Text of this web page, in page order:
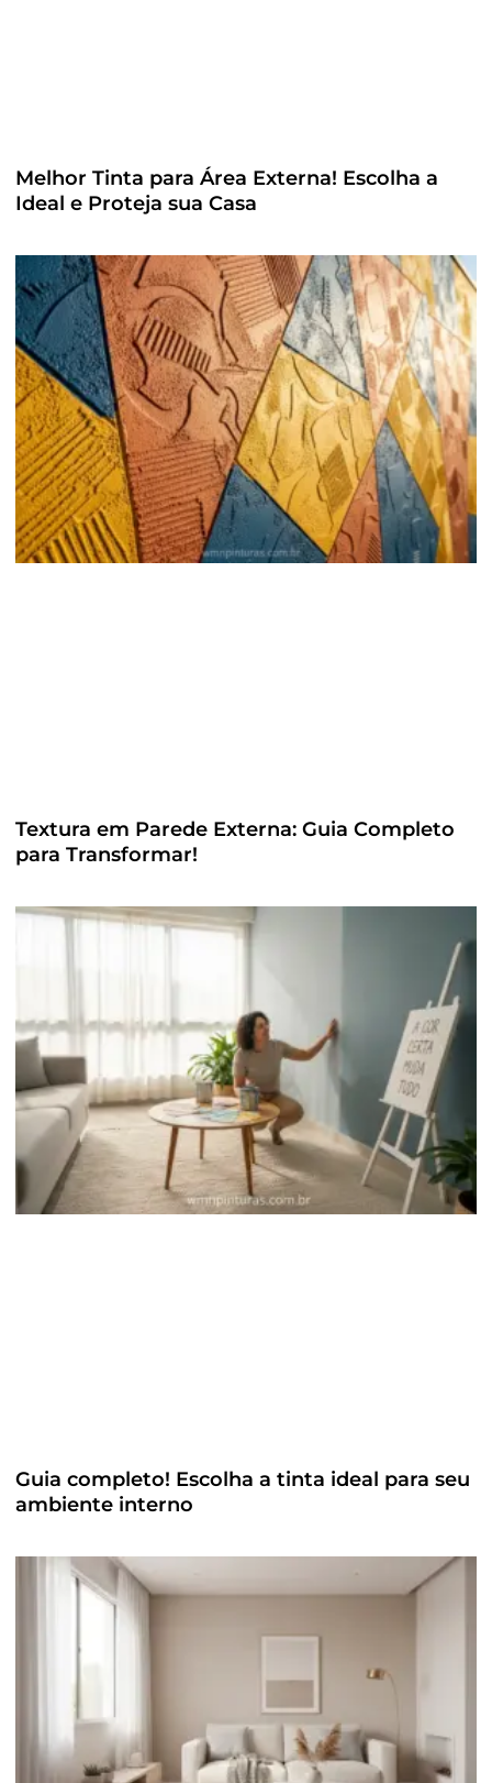
Melhor Tinta para Área Externa! Escolha a
Ideal e Proteja sua Casa
Textura em Parede Externa: Guia Completo
para Transformar!
Guia completo! Escolha a tinta ideal para seu
ambiente interno